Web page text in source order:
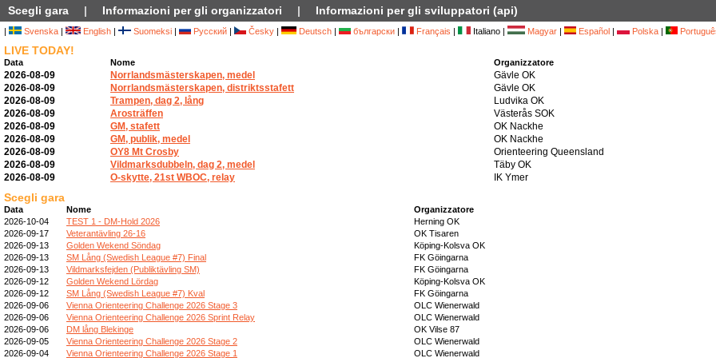
Scegli gara | Informazioni per gli organizzatori | Informazioni per gli sviluppatori (api)
| Svenska | English | Suomeksi | Русский | Česky | Deutsch | български | Français | Italiano | Magyar | Español | Polska |
LIVE TODAY!
Data Nome Organizzatore
2026-08-09 Norrlandsmästerskapen, medel
Gävle OK
2026-08-09
Norrlandsmästerskapen, distriktsstafett
Gävle OK
2026-08-09
Trampen, dag 2, lång
Ludvika OK
2026-08-09
Arosträffen
Västerås SOK
2026-08-09
GM, stafett
OK Nackhe
2026-08-09
GM, publik, medel
OK Nackhe
2026-08-09
OY8 Mt Crosby
Orienteering Queensland
2026-08-09
Vildmarksdubbeln, dag 2, medel
Täby OK
2026-08-09
O-skytte, 21st WBOC, relay IK Ymer
Scegli gara
Data Nome
Organizzatore
2026-10-04
TEST 1 - DM-Hold 2026
Herning OK
2026-09-17
Veterantävling 26-16
OK Tisaren
2026-09-13
Golden Wekend Söndag
Köping-Kolsva OK
2026-09-13
SM Lång (Swedish League #7) Final
FK Göingarna
2026-09-13
Vildmarksfejden (Publiktävling SM)
FK Göingarna
2026-09-12
Golden Wekend Lördag
Köping-Kolsva OK
2026-09-12
SM Lång (Swedish League #7) Kval
FK Göingarna
2026-09-06
Vienna Orienteering Challenge 2026 Stage 3
OLC Wienerwald
2026-09-06
Vienna Orienteering Challenge 2026 Sprint Relay
OLC Wienerwald
2026-09-06
DM lång Blekinge
OK Vilse 87
2026-09-05
Vienna Orienteering Challenge 2026 Stage 2
OLC Wienerwald
2026-09-04
Vienna Orienteering Challenge 2026 Stage 1 OLC Wienerwald